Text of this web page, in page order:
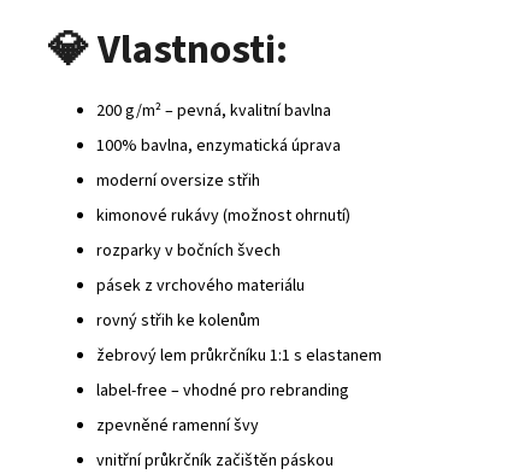
💎Vlastnosti:
200 g/m² – pevná, kvalitní bavlna
100% bavlna, enzymatická úprava
moderní oversize střih
kimonové rukávy (možnost ohrnutí)
rozparky v bočních švech
pásek z vrchového materiálu
rovný střih ke kolenům
žebrový lem průkrčníku 1:1 s elastanem
label‑free – vhodné pro rebranding
zpevněné ramenní švy
vnitřní průkrčník začištěn páskou